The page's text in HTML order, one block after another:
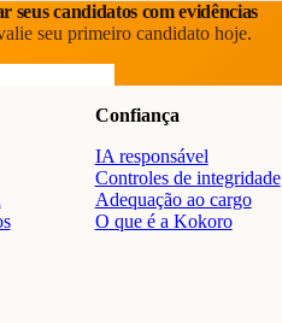
seus candidatos com evidências
seu primeiro candidato hoje.
Confiança
IA responsável
Controles de integridade
Adequação ao cargo
O que é a Kokoro